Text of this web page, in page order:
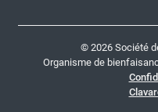
© 2026 Société
Organisme de